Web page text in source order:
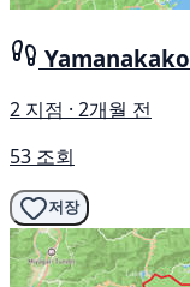
2 지점 · 2개월 전
53 조회
저장